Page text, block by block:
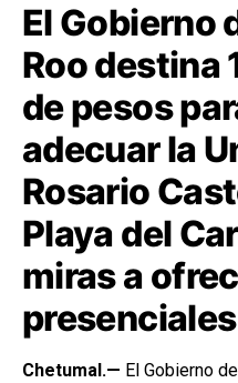
El Gobierno
Roo destina
de pesos
adecuar la
Rosario
Playa del
miras a
Chetumal.— El Gobierno